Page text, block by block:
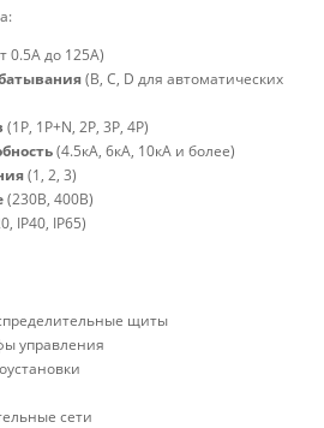
0.5А до 125А)
(B, C, D для автоматических
(1P, 1P+N, 2P, 3P, 4P)
(4.5кА, 6кА, 10кА и более)
(1, 2, 3)
(230В, 400В)
IP40, IP65)
щиты
управления
сети